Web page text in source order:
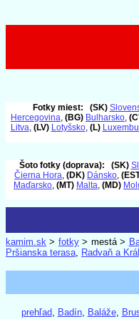
Fotky miest: (SK)
Hercegovina, (BG) Bulharsko,
Litva, (LV) Lotyšsko, (L)
Šoto fotky (doprava): (SK)
Čierna Hora, (DK) Dánsko,
Maďarsko, (MT) Malta, (MD)
kamim.sk > fotky> mestá >
Pršianska terasa, Radvaň a
prehľad, Badín, Baláže,